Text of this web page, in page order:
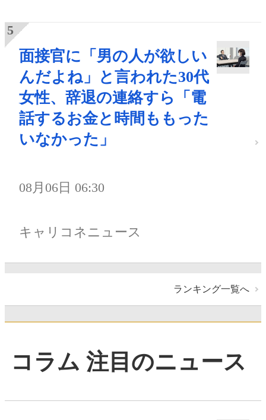
面接官に「男の人が欲しい
んだよね」と言われた30代
女性、辞退の連絡すら「電
話するお金と時間ももった
いなかった」
08月06日 06:30
キャリコネニュース
ランキング一覧へ
コラム 注目のニュース